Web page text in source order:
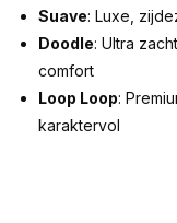
Suave: Luxe,
Doodle: Ultra
comfort
Loop Loop:
karaktervol